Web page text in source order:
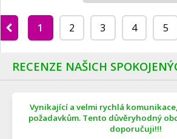
1 2 3 4 5
RECENZE NAŠICH
Vynikající a velmi rychlá
požadavkům. Tento důvěryhodný
doporučuji!!!